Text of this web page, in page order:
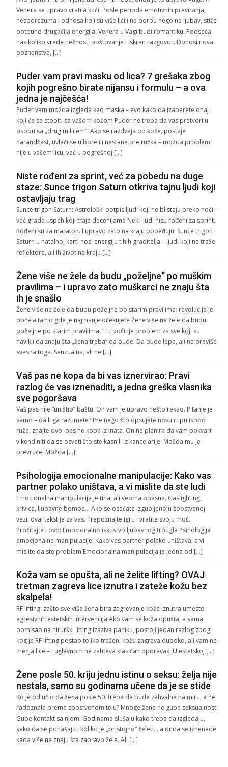
Venera se upravo vratila kući. Posle perioda emotivnih previranja,
nesporazuma i odnosa koji su više ličili na borbu nego na ljubav, stiže
potpuno drugačija energija. Venera u Vagi budi romantiku. Podseća
nas koliko vrede nežnost, poštovanje i iskren razgovor. Donosi nova
poznanstva, […]
Puder vam pravi masku od lica? 7 grešaka zbog
kojih pogrešno birate nijansu i formulu – a ova
jedna je najčešća!
Puder vam možda izgleda kao maska – evo kako da izaberete onaj
koji će se stopiti sa vašom kožom Puder ne treba da vas pretvori u
osobu sa „drugim licem“. Ako se razdvaja od kože, postaje
narandžast, uvlači se u bore ili nestane pre ručka – možda problem
nije u vašem licu, već u pogrešnoj […]
Niste rođeni za sprint, već za pobedu na duge
staze: Sunce trigon Saturn otkriva tajnu ljudi koji
ostavljaju trag
Sunce trigon Saturn: Astrološki potpis ljudi koji ne blistaju preko noći –
već grade uspeh koji traje decenijama Neki ljudi nisu rođeni za sprint.
Rođeni su za maraton. I upravo zato na kraju pobeđuju. Sunce trigon
Saturn u natalnoj karti nosi energiju tihih graditelja – ljudi koji ne traže
reflektore, ali ih život na kraju […]
Žene više ne žele da budu „poželjne“ po muškim
pravilima – i upravo zato muškarci ne znaju šta
ih je snašlo
Žene više ne žele da budu poželjne po starim pravilima: revolucija je
počela tamo gde je najmanje očekujete Žene više ne žele da budu
poželjne po starim pravilima. I tu počinje problem za sve koji su
navikli da znaju šta „žena treba“ da bude. Da bude lepa, ali ne previše
svesna toga. Senzualna, ali ne […]
Vaš pas ne kopa da bi vas iznervirao: Pravi
razlog će vas iznenaditi, a jedna greška vlasnika
sve pogoršava
Vaš pas nije “uništio” baštu. On vam je upravo nešto rekao. Pitanje je
samo – da li ga razumete? Pre nego što opsujete novu rupu ispod
ruža, znajte ovo: pas ne kopa iz inata. On ne planira da vam pokvari
vikend niti da se osveti što ste kasnili iz kancelarije. Možda mu je
prevruće. Možda […]
Psihologija emocionalne manipulacije: Kako vas
partner polako uništava, a vi mislite da ste ludi
Emocionalna manipulacija je tiha, ali veoma opasna. Gaslighting,
krivica, ljubavne bombe… Ako se osećate izgubljeno u sopstvenoj
vezi, ovaj tekst je za vas. Prepoznajte igru i vratite svoju moć.
Pročitajte i ovo: Emocionalno iskustvo ljubavnog trougla Psihologija
emocionalne manipulacije: Kako vas partner polako uništava, a vi
mislite da ste problem Emocionalna manipulacija je jedna od […]
Koža vam se opušta, ali ne želite lifting? OVAJ
tretman zagreva lice iznutra i zateže kožu bez
skalpela!
RF lifting: zašto sve više žena bira zagrevanje kože iznutra umesto
agresivnih estetskih intervencija Ako vam se koža opušta, a sama
pomisao na hirurški lifting izaziva paniku, postoji jedan razlog zbog
kog je RF lifting postao toliko tražen: kožu zagreva duboko, ali vam ne
menja lice – i uglavnom ne zahteva klasičan oporavak. U estetskoj […]
Žene posle 50. kriju jednu istinu o seksu: želja nije
nestala, samo su godinama učene da je se stide
Ko je odlučio da žena posle 50. treba da bude zahvalna na miru, a ne
radoznala prema sopstvenom telu? Mnoge žene ne gube seksualnost.
Gube kontakt sa njom. Godinama slušaju kako treba da izgledaju,
kako da se ponašaju i koliko je „pristojno“ želeti… a onda se iznenade
kada više ne znaju šta zapravo žele. Ali […]